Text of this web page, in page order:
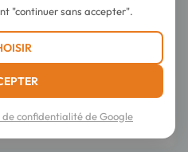
"continuer sans accepter".
confidentialité de Google